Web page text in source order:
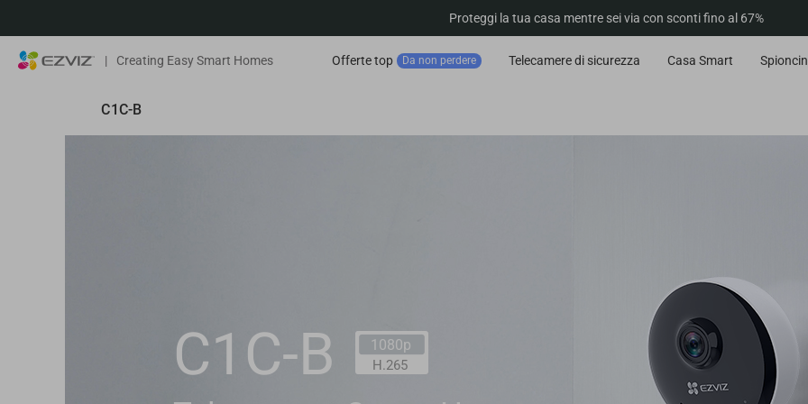
Proteggi la tua casa mentre sei via con sconti fino al 67%
| Creating Easy Smart Homes Offerte top Da non perdere Telecamere di sicurezza Casa Smart
C1C-B
C1C-B 1080p
H.265